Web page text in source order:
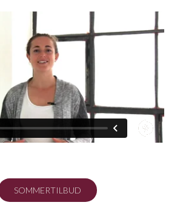
yin stillinger. Alt, hvad du skal gøre, er
og overgive dig til strækket.
ro og afspændthed i kroppen, men
alle, der trænger til at løsne op og
og mobilitet. Alle kan være med, nye
som smidige.
forløbet
af fire forskellige sekvenser med
bagside af benene
SOMMERTILBUD